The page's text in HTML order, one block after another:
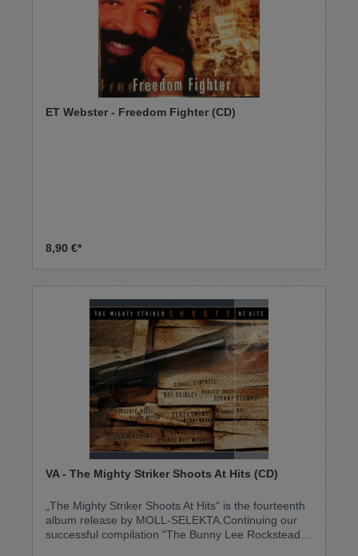
ET Webster - Freedom Fighter (CD)
8,90 €*
VA - The Mighty Striker Shoots At Hits (CD)
„The Mighty Striker Shoots At Hits“ is the fourteenth
album release by MOLL-SELEKTA.Continuing our
successful compilation “The Bunny Lee Rocksteady